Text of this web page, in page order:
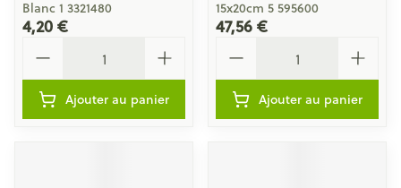
Blanc 1 3321480
4,20 €
Ajouter au panier
15x20cm 5 595600
47,56 €
Ajouter au panier